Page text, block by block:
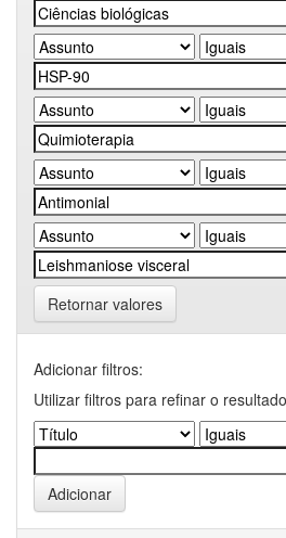
Retornar valores
Adicionar filtros:
Utilizar filtros para refinar o